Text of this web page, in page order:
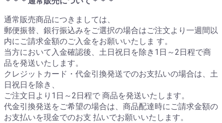
通常販売商品につきましては、
郵便振替、銀行振込みをご選択の場合はご注文より一週間以
内にご請求金額のご入金をお願いいたしま す。
当方において入金確認後、土日祝日を除き1日～2日程で商
品を発送いたします。
クレジットカード・代金引換発送でのお支払いの場合は、土
日祝日を除き、
ご注文日より1日～2日程で 商品を発送いたします。
代金引換発送をご希望の場合は、商品配達時にご請求金額の
お支払いを現金でのお支 払いでお願いいたします。